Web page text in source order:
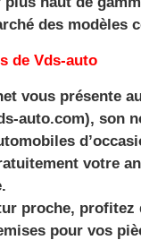
des modèles
de Vds-auto
vous présente
auto.com), son
votre
proche, profitez
pour vos